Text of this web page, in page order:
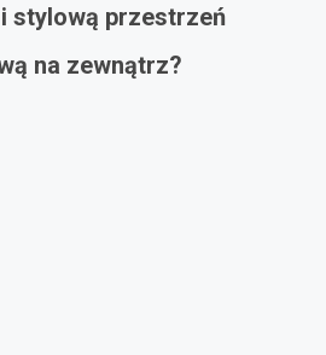
stylową przestrzeń
na zewnątrz?